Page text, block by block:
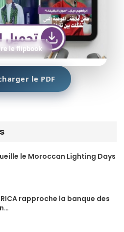
le flipbook
le PDF
le Moroccan Lighting Days
rapproche la banque des